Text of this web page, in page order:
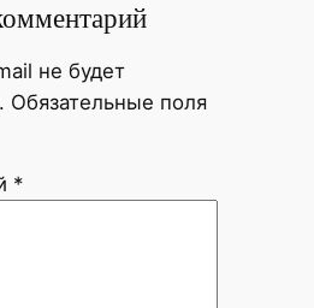
не будет
Обязательные поля
*